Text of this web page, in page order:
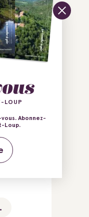
voyage
LOUP
Abonnez-
Loup.